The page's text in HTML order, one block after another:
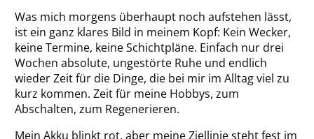
Was mich morgens überhaupt noch aufstehen lässt,
ist ein ganz klares Bild in meinem Kopf: Kein Wecker,
keine Termine, keine Schichtpläne. Einfach nur drei
Wochen absolute, ungestörte Ruhe und endlich
wieder Zeit für die Dinge, die bei mir im Alltag viel zu
kurz kommen. Zeit für meine Hobbys, zum
Abschalten, zum Regenerieren.
Mein Akku blinkt rot, aber meine Ziellinie steht fest im